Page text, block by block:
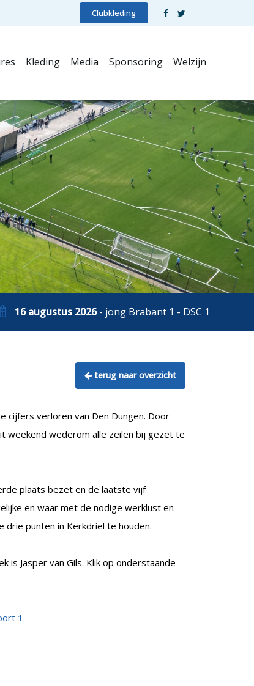
Clubkleding
Kleding Media Sponsoring Welzijn
16 augustus 2026- jong Brabant 1 - DSC 1
terug naar overzicht
cijfers verloren van Den Dungen. Door
weekend wederom alle zeilen bij gezet te
plaats bezet en de laatste vijf
en waar met de nodige werklust en
drie punten in Kerkdriel te houden.
is Jasper van Gils. Klik op onderstaande
1